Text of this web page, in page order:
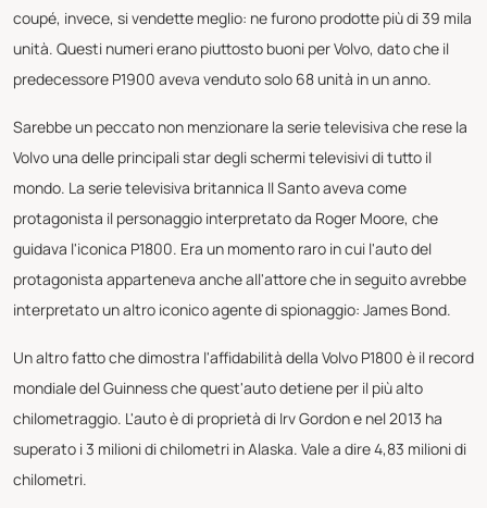
coupé, invece, si vendette meglio: ne furono prodotte più di 39 mila
unità. Questi numeri erano piuttosto buoni per Volvo, dato che il
predecessore P1900 aveva venduto solo 68 unità in un anno.
Sarebbe un peccato non menzionare la serie televisiva che rese la
Volvo una delle principali star degli schermi televisivi di tutto il
mondo. La serie televisiva britannica Il Santo aveva come
protagonista il personaggio interpretato da Roger Moore, che
guidava l'iconica P1800. Era un momento raro in cui l'auto del
protagonista apparteneva anche all'attore che in seguito avrebbe
interpretato un altro iconico agente di spionaggio: James Bond.
Un altro fatto che dimostra l'affidabilità della Volvo P1800 è il record
mondiale del Guinness che quest'auto detiene per il più alto
chilometraggio. L'auto è di proprietà di Irv Gordon e nel 2013 ha
superato i 3 milioni di chilometri in Alaska. Vale a dire 4,83 milioni di
chilometri.